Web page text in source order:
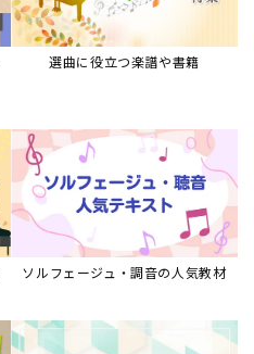
選曲に役立つ楽譜や書籍
ソルフェージュ・調音の人気教材